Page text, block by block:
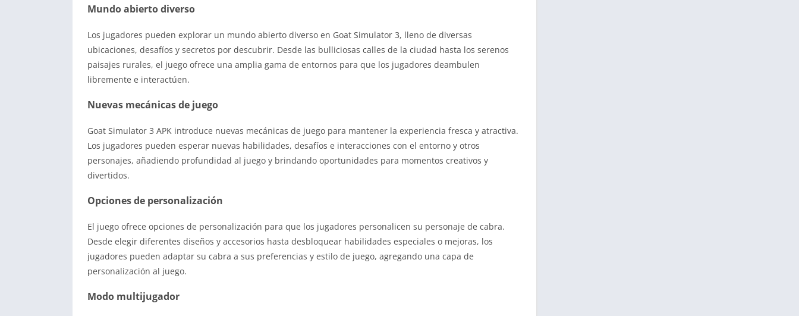
Mundo abierto diverso
Los jugadores pueden explorar un mundo abierto diverso en Goat Simulator 3, lleno de diversas
ubicaciones, desafíos y secretos por descubrir. Desde las bulliciosas calles de la ciudad hasta los serenos
paisajes rurales, el juego ofrece una amplia gama de entornos para que los jugadores deambulen
libremente e interactúen.
Nuevas mecánicas de juego
Goat Simulator 3 APK introduce nuevas mecánicas de juego para mantener la experiencia fresca y atractiva.
Los jugadores pueden esperar nuevas habilidades, desafíos e interacciones con el entorno y otros
personajes, añadiendo profundidad al juego y brindando oportunidades para momentos creativos y
divertidos.
Opciones de personalización
El juego ofrece opciones de personalización para que los jugadores personalicen su personaje de cabra.
Desde elegir diferentes diseños y accesorios hasta desbloquear habilidades especiales o mejoras, los
jugadores pueden adaptar su cabra a sus preferencias y estilo de juego, agregando una capa de
personalización al juego.
Modo multijugador